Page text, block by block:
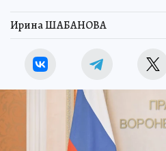
Ирина ШАБАНОВА